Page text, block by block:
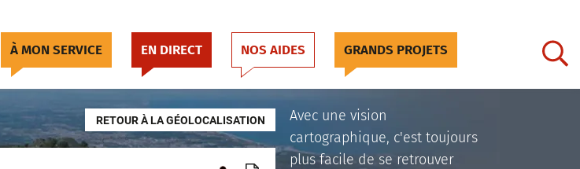
À MON SERVICE EN DIRECT NOS AIDES GRANDS PROJETS
RETOUR À LA GÉOLOCALISATION
Avec une vision
cartographique, c'est toujours
plus facile de se retrouver